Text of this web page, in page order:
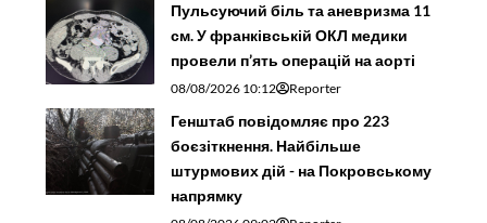
Пульсуючий біль та аневризма 11
см. У франківській ОКЛ медики
провели п’ять операцій на аорті
08/08/2026 10:12 Reporter
Генштаб повідомляє про 223
боєзіткнення. Найбільше
штурмових дій - на Покровському
напрямку